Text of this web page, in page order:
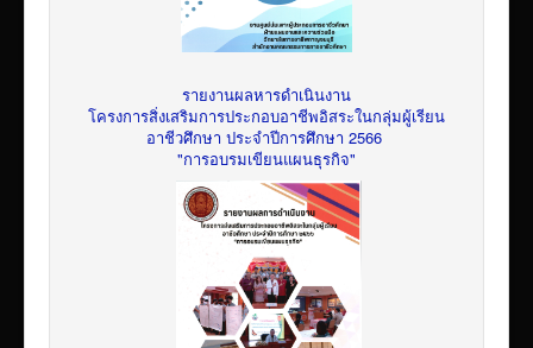
รายงานผลหารดำเนินงาน
โครงการสิ่งเสริมการประกอบอาชีพอิสระในกลุ่มผู้เรียน
อาชีวศึกษา ประจำปีการศึกษา 2566
"การอบรมเขียนแผนธุรกิจ"